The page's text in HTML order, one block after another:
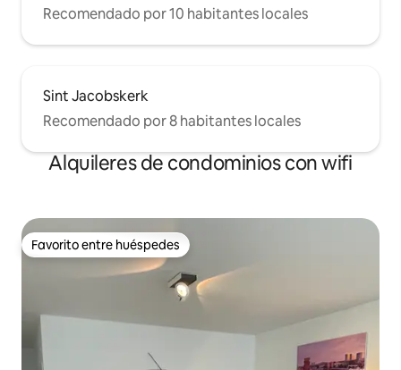
Recomendado por 10 habitantes locales
Sint Jacobskerk
Recomendado por 8 habitantes locales
Alquileres de condominios con wifi
Favorito entre huéspedes
Favorito entre huéspedes